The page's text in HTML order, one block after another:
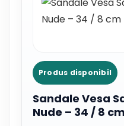
Produs disponibil
Sandale Vesa
Nude – 34 / 8 cm